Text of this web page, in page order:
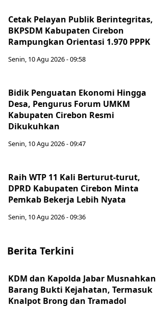
Cetak Pelayan Publik Berintegritas,
BKPSDM Kabupaten Cirebon
Rampungkan Orientasi 1.970 PPPK
Senin, 10 Agu 2026 - 09:58
Bidik Penguatan Ekonomi Hingga
Desa, Pengurus Forum UMKM
Kabupaten Cirebon Resmi
Dikukuhkan
Senin, 10 Agu 2026 - 09:47
Raih WTP 11 Kali Berturut-turut,
DPRD Kabupaten Cirebon Minta
Pemkab Bekerja Lebih Nyata
Senin, 10 Agu 2026 - 09:36
Berita Terkini
KDM dan Kapolda Jabar Musnahkan
Barang Bukti Kejahatan, Termasuk
Knalpot Brong dan Tramadol